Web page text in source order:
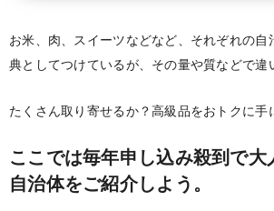
お米、肉、スイーツなどなど、それぞれの自
典としてつけているが、その量や質などで違
たくさん取り寄せるか？高級品をおトクに手
ここでは毎年申し込み殺到で大
自治体をご紹介しよう。